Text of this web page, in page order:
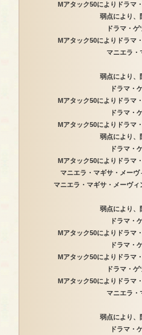
Mアタック50によりドラマ
弱点により、
ドラマ・
Mアタック50によりドラマ
マニエラ・
弱点により、
ドラマ・
Mアタック50によりドラマ
ドラマ・
Mアタック50によりドラマ
弱点により、
ドラマ・
Mアタック50によりドラマ
マニエラ・マギサ・メー
マニエラ・マギサ・メーヴィ
弱点により、
ドラマ・
Mアタック50によりドラマ
ドラマ・
Mアタック50によりドラマ
ドラマ・
Mアタック50によりドラマ
マニエラ・
弱点により、
ドラマ・